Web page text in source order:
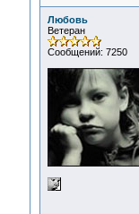
Любовь
Ветеран
Сообщений: 7250